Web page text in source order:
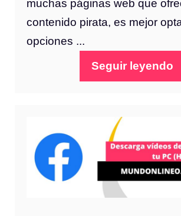
muchas páginas web que
contenido pirata, es mejor
opciones ...
Seguir leyendo